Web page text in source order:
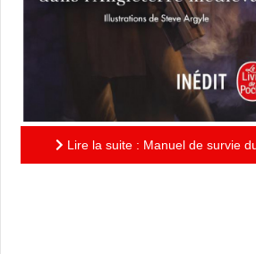
Lire la suite : Manuel de survie